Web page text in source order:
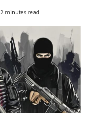
2 minutes read